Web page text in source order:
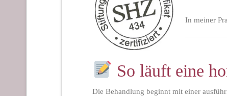
In meiner
So läuft eine
Die Behandlung beginnt mit einer